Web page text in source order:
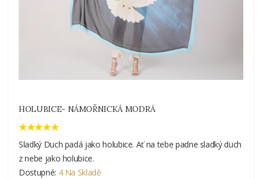
HOLUBICE- NÁMOŘNICKÁ MODRÁ
Sladký Duch padá jako holubice. Ať na tebe padne sladký duch
z nebe jako holubice.
Dostupné: 4 Na Skladě